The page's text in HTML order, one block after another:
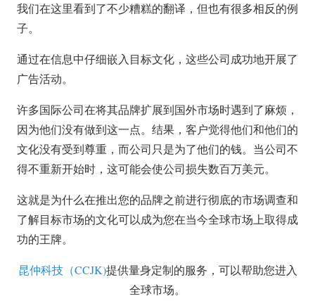
我们在这里看到了不少糟糕的翻译，但也有很多相反的例
子。
通过在信息中仔细嵌入目标文化，这些公司成功地开展了
广告活动。
许多国际公司在将其品牌扩展到国外市场时遇到了麻烦，
因为他们没有做到这一点。结果，客户觉得他们和他们的
文化没有受到尊重，而公司只是为了他们的钱。当公司不
得不重新开始时，这可能会使公司损失数百万美元。
这就是为什么在推出您的品牌之前进行彻底的市场调查和
了解目标市场的文化可以成为您在当今全球市场上取得成
功的王牌。
昆仲科技（CCJK)提供量身定制的服务，可以帮助您进入
全球市场。